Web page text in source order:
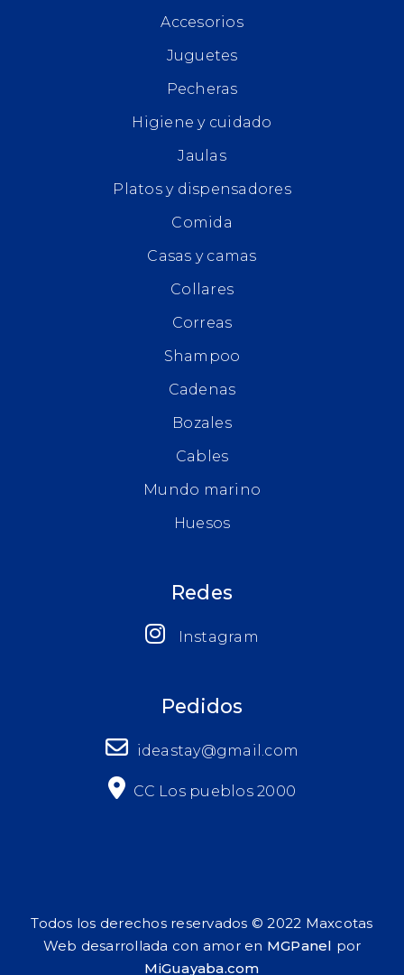
Accesorios
Juguetes
Pecheras
Higiene y cuidado
Jaulas
Platos y dispensadores
Comida
Casas y camas
Collares
Correas
Shampoo
Cadenas
Bozales
Cables
Mundo marino
Huesos
Redes
Instagram
Pedidos
ideastay@gmail.com
CC Los pueblos 2000
Todos los derechos reservados © 2022 Maxcotas
Web desarrollada con amor en MGPanel por
MiGuayaba.com